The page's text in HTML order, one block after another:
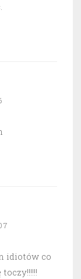
idiotów co